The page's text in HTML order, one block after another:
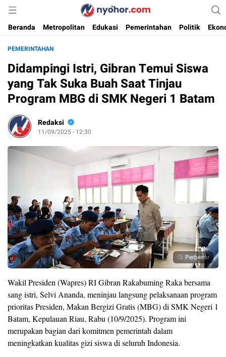
Nyohor.com
Media Informasi Ternyohor
Beranda
Metropolitan Edukasi Pemerintahan Politik
PEMERINTAHAN
Didampingi Istri, Gibran Temui Siswa
yang Tak Suka Buah Saat Tinjau
Program MBG di SMK Negeri 1 Batam
Redaksi
11/09/2025 - 12:30
Perbesar
Wakil Presiden (Wapres) RI Gibran Rakabuming Raka bersama
sang istri, Selvi Ananda, meninjau langsung pelaksanaan program
prioritas Presiden, Makan Bergizi Gratis (MBG) di SMK Negeri 1
Batam, Kepulauan Riau, Rabu (10/9/2025). Program ini
merupakan bagian dari komitmen pemerintah dalam
meningkatkan kualitas gizi siswa di seluruh Indonesia.